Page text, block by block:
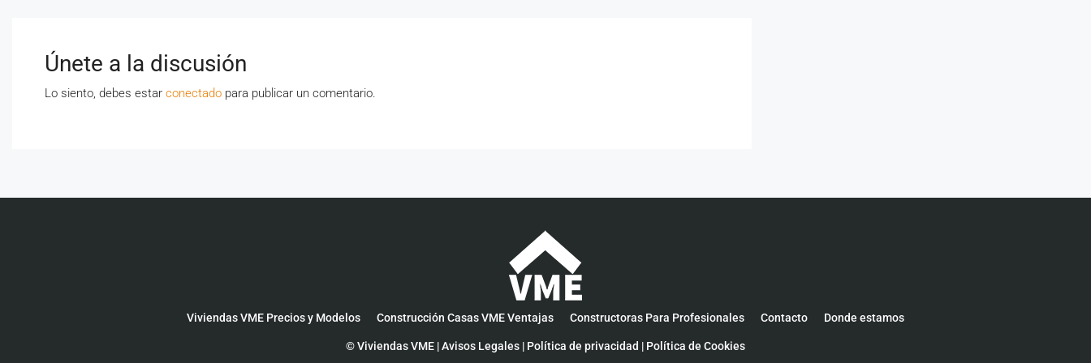
Únete a la discusión
Lo siento, debes estar conectado para publicar un comentario.
Viviendas VME Precios y Modelos Construcción Casas VME Ventajas Constructoras Para Profesionales Contacto Donde estamos
© Viviendas VME |Avisos Legales | Política de privacidad | Política de Cookies